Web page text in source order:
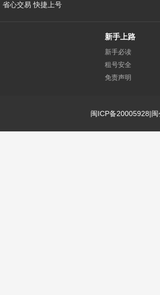
省心交易 快捷上号
新手上路
新手必读
租号安全
免责声明
闽ICP备20005928|